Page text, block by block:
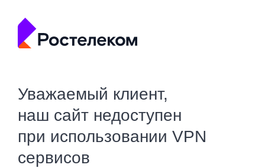
Уважаемый клиент,
наш сайт недоступен
при использовании VPN
сервисов